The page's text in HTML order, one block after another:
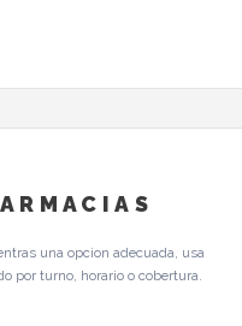
una opcion adecuada, usa
por turno, horario o cobertura.